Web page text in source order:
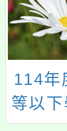
114年
等以
在職